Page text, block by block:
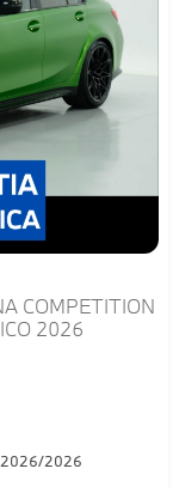
COMPETITION
2026
2026